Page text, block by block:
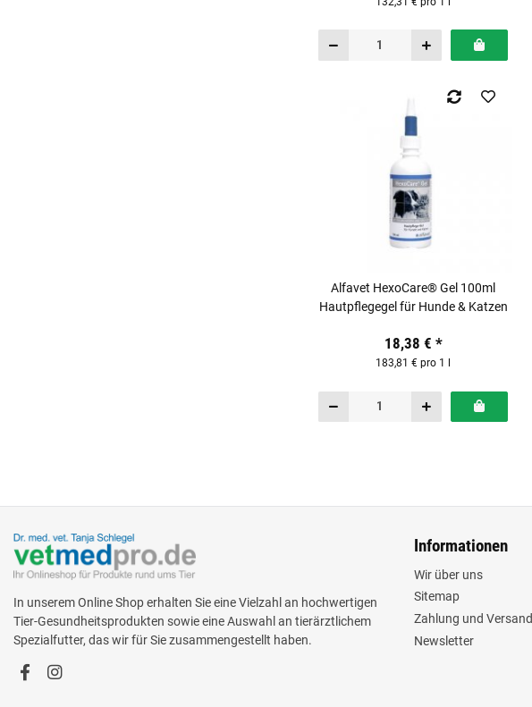
Alfavet HexoCare® Gel 100ml
Hautpflegegel für Hunde & Katzen
18,38 € *
183,81 € pro 1 l
In unserem Online Shop erhalten Sie eine Vielzahl an hochwertigen
Tier-Gesundheitsprodukten sowie eine Auswahl an tierärztlichem
Spezialfutter, das wir für Sie zusammengestellt haben.
Informationen
Wir über uns
Sitemap
Zahlung und Versand
Newsletter